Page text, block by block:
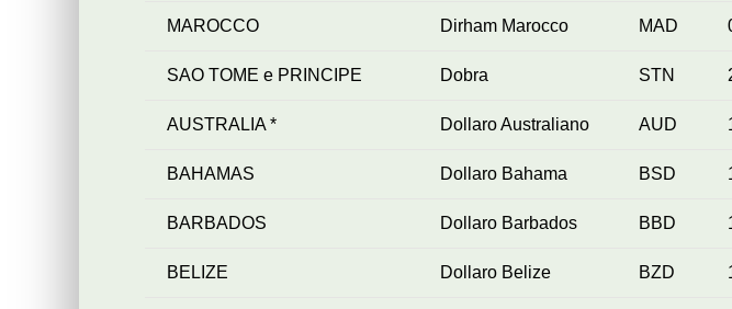
MAROCCO Dirham Marocco MAD
SAO TOME e PRINCIPE Dobra STN
AUSTRALIA * Dollaro Australiano AUD
BAHAMAS Dollaro Bahama BSD
BARBADOS Dollaro Barbados BBD
BELIZE Dollaro Belize BZD